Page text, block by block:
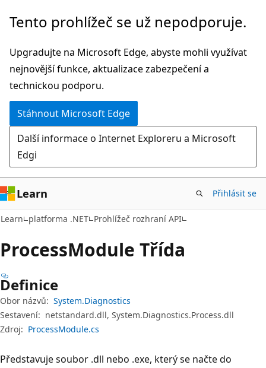
Přeskočit
hlavní
obsah
Přeskočit
navigaci
na
stránce
Tento prohlížeč se už nepodporuje.
Upgradujte na Microsoft Edge, abyste mohli využívat
nejnovější funkce, aktualizace zabezpečení a
technickou podporu.
Stáhnout Microsoft Edge
Další informace o Internet Exploreru a Microsoft
Edgi
Learn Přihlásit se
Learn platforma .NET Prohlížeč rozhraní API
ProcessModule Třída
Definice
Obor názvů: System.Diagnostics
Sestavení: netstandard.dll, System.Diagnostics.Process.dll
Zdroj: ProcessModule.cs
Představuje soubor .dll nebo .exe, který se načte do